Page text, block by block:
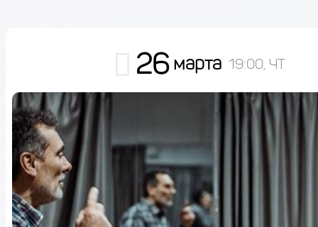
26 марта 19:00, ЧТ